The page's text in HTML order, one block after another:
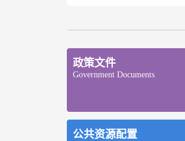
政策文件
Government Documents
公共资源配置